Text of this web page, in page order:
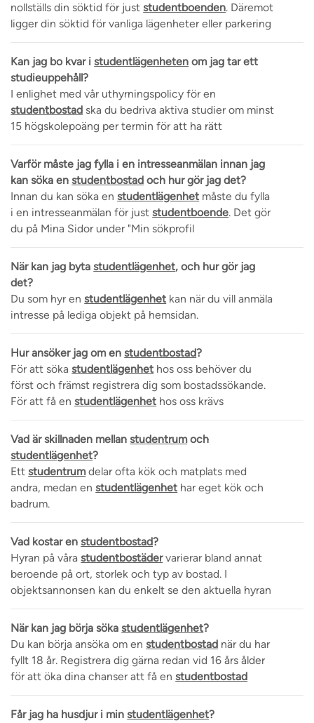
nollställs din söktid för just studentboenden. Däremot
ligger din söktid för vanliga lägenheter eller parkering
Kan jag bo kvar i studentlägenheten om jag tar ett
studieuppehåll?
I enlighet med vår uthyrningspolicy för en
studentbostad ska du bedriva aktiva studier om minst
15 högskolepoäng per termin för att ha rätt
Varför måste jag fylla i en intresseanmälan innan jag
kan söka en studentbostad och hur gör jag det?
Innan du kan söka en studentlägenhet måste du fylla
i en intresseanmälan för just studentboende. Det gör
du på Mina Sidor under "Min sökprofil
När kan jag byta studentlägenhet, och hur gör jag
det?
Du som hyr en studentlägenhet kan när du vill anmäla
intresse på lediga objekt på hemsidan.
Hur ansöker jag om en studentbostad?
För att söka studentlägenhet hos oss behöver du
först och främst registrera dig som bostadssökande.
För att få en studentlägenhet hos oss krävs
Vad är skillnaden mellan studentrumoch
studentlägenhet?
Ett studentrumdelar ofta kök och matplats med
andra, medan en studentlägenhet har eget kök och
badrum.
Vad kostar en studentbostad?
Hyran på våra studentbostädervarierar bland annat
beroende på ort, storlek och typ av bostad. I
objektsannonsen kan du enkelt se den aktuella hyran
När kan jag börja söka studentlägenhet?
Du kan börja ansöka om en studentbostad när du har
fyllt 18 år. Registrera dig gärna redan vid 16 års ålder
för att öka dina chanser att få en studentbostad
Får jag ha husdjur i min studentlägenhet?